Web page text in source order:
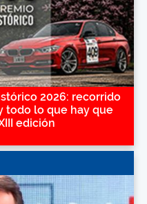
2026: recorrido
todo lo que hay que
edición